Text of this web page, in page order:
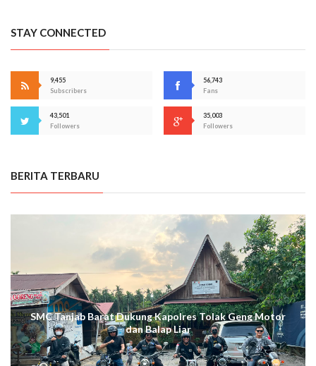
STAY CONNECTED
9,455
Subscribers
56,743
Fans
43,501
Followers
35,003
Followers
BERITA TERBARU
SMC Tanjab Barat Dukung Kapolres Tolak Geng Motor
dan Balap Liar